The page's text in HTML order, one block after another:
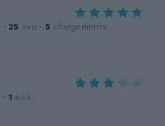
· 25 avis · 5 chargements
· 1 avis